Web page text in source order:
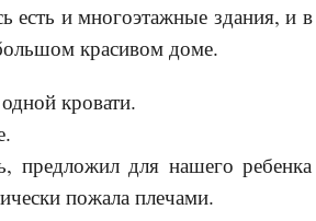
и многоэтажные здания, и
красивом доме.
кровати.
для нашего
пожала плечами.